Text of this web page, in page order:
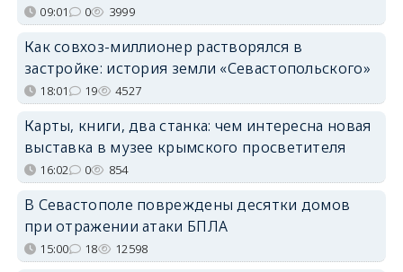
09:01 0 3999
Как совхоз-миллионер растворялся в
застройке: история земли «Севастопольского»
18:01 19 4527
Карты, книги, два станка: чем интересна новая
выставка в музее крымского просветителя
16:02 0 854
В Севастополе повреждены десятки домов
при отражении атаки БПЛА
15:00 18 12598